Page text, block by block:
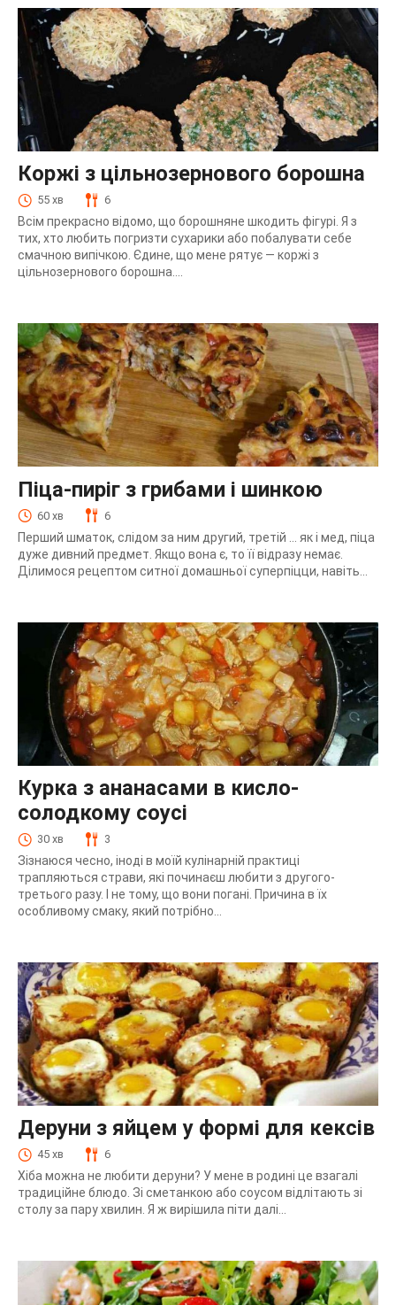
Коржі з цільнозернового борошна
55 хв 6
Всім прекрасно відомо, що борошняне шкодить фігурі. Я з
тих, хто любить погризти сухарики або побалувати себе
смачною випічкою. Єдине, що мене рятує — коржі з
цільнозернового борошна....
Піца-пиріг з грибами і шинкою
60 хв 6
Перший шматок, слідом за ним другий, третій … як і мед, піца
дуже дивний предмет. Якщо вона є, то її відразу немає.
Ділимося рецептом ситної домашньої суперпіцци, навіть...
Курка з ананасами в кисло-
солодкому соусі
30 хв 3
Зізнаюся чесно, іноді в моїй кулінарній практиці
трапляються страви, які починаєш любити з другого-
третього разу. І не тому, що вони погані. Причина в їх
особливому смаку, який потрібно...
Деруни з яйцем у формі для кексів
45 хв 6
Хіба можна не любити деруни? У мене в родині це взагалі
традиційне блюдо. Зі сметанкою або соусом відлітають зі
столу за пару хвилин. Я ж вирішила піти далі...